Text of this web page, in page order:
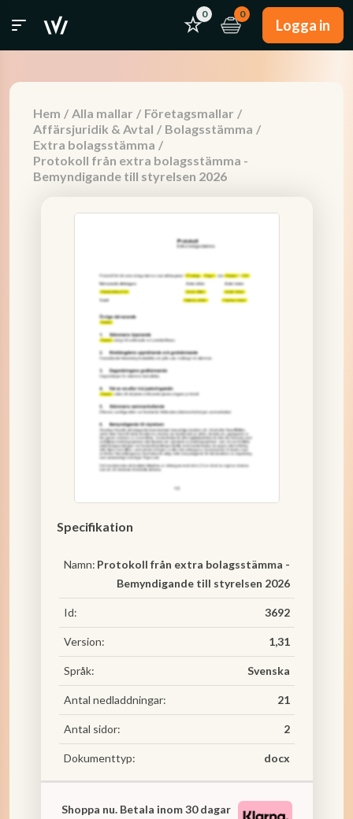
0 0
Logga in
Hem / Alla mallar / Företagsmallar /
Affärsjuridik & Avtal / Bolagsstämma /
Extra bolagsstämma /
Protokoll från extra bolagsstämma -
Bemyndigande till styrelsen 2026
Specifikation
Namn: Protokoll från extra bolagsstämma -
Bemyndigande till styrelsen 2026
Id: 3692
Version: 1,31
Språk: Svenska
Antal nedladdningar: 21
Antal sidor: 2
Dokumenttyp: docx
Shoppa nu. Betala inom 30 dagar